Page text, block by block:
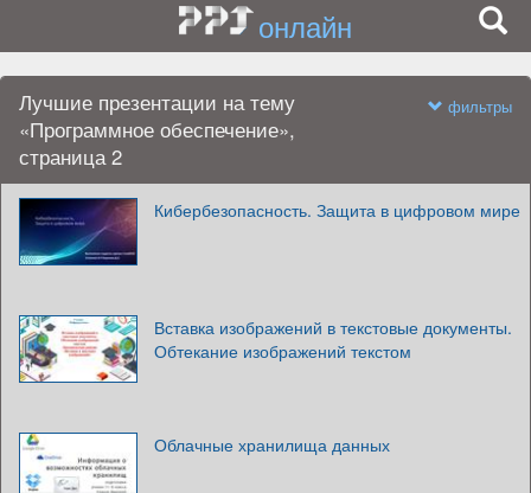
онлайн
Лучшие презентации на тему
«Программное обеспечение»,
страница 2
фильтры
Кибербезопасность. Защита в цифровом мире
Вставка изображений в текстовые документы.
Обтекание изображений текстом
Облачные хранилища данных